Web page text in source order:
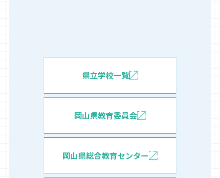
県立学校一覧
岡山県教育委員会
岡山県総合教育センター